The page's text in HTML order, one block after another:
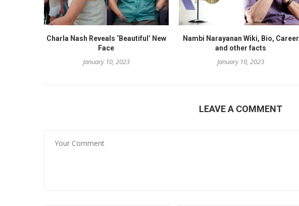
Charla Nash Reveals ‘Beautiful’ New
Face
January 10, 2023
Nambi Narayanan Wiki, Bio, Career
and other facts
January 10, 2023
LEAVE A COMMENT